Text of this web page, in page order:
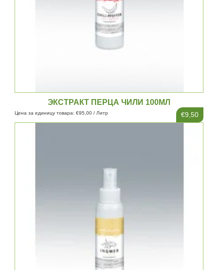
ЭКСТРАКТ ПЕРЦА ЧИЛИ 100МЛ
€9,50
Цена за единицу товара: €95,00 / Литр